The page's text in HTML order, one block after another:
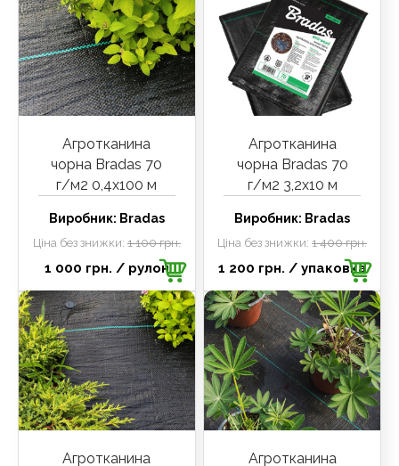
Агротканина
чорна Bradas 70
г/м2 0,4х100 м
Виробник: Bradas
Ціна без знижки: 1 100 грн.
1 000 грн. / рулон
Агротканина
чорна Bradas 70
г/м2 3,2х10 м
Виробник: Bradas
Ціна без знижки:1 400 грн.
1 200 грн. / упаковка
Агротканина
Агротканина